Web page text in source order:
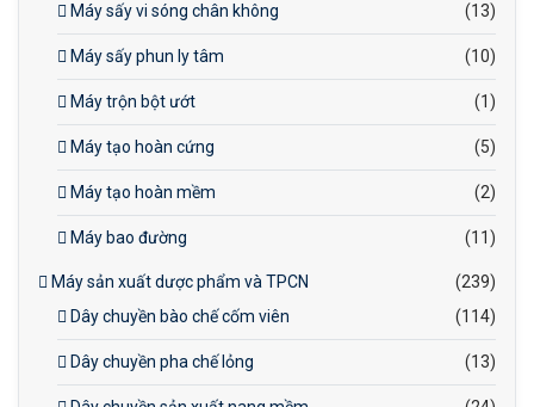
Máy sấy vi sóng chân không (13)
Máy sấy phun ly tâm (10)
Máy trộn bột ướt (1)
Máy tạo hoàn cứng (5)
Máy tạo hoàn mềm (2)
Máy bao đường (11)
Máy sản xuất dược phẩm và TPCN
(239)
Dây chuyền bào chế cốm viên
(114)
Dây chuyền pha chế lỏng (13)